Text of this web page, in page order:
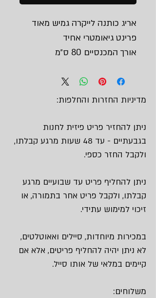
אריג כותנה לייקרה גמיש מאוד
פרינט גיאומטרי אחיד
אורך המכנסיים 80 ס״מ
מדיניות החזרות והחלפות:
ניתן להחזיר פריט פיזית לחנות
בגבעתיים - עד 48 שעות מרגע קבלתו,
ולקבל החזר כספי.
ניתן להחליף פריט עד שבועיים מרגע
קבלתו, ולקבל פריט אחר בתמורה, או
זיכוי למימוש עתידי.
במכירות מיוחדות, סיילים ואאוטלטים,
לא ניתן יהיה להחליף פריטים, אלא אם
קיימים במלאי של אותו סייל.
משלוחים: